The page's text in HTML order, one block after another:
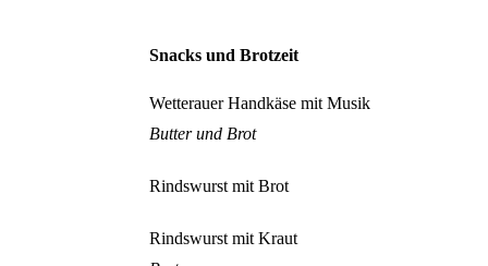
Snacks und Brotzeit
Wetterauer Handkäse mit Musik
Butter und Brot
Rindswurst mit Brot
Rindswurst mit Kraut